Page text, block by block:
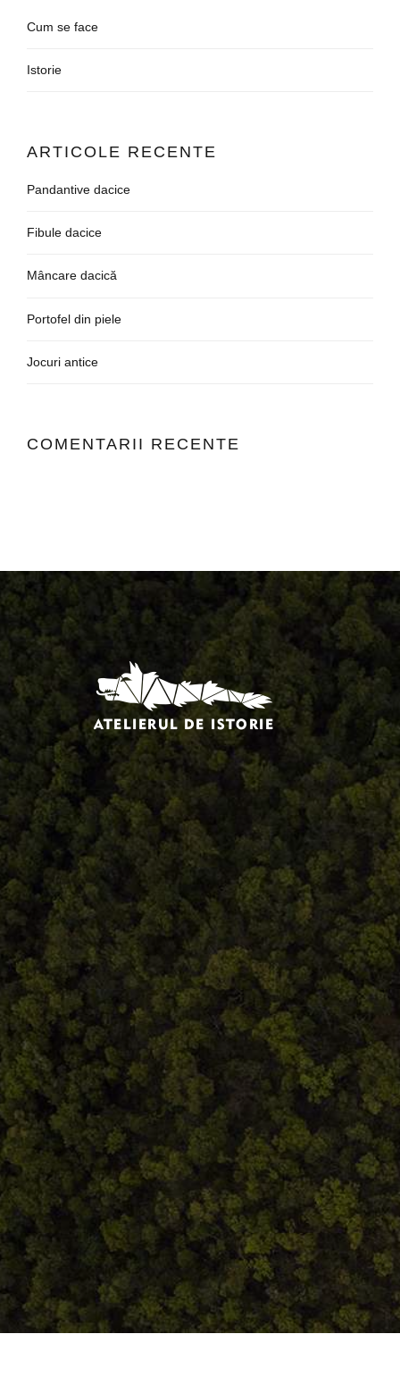
Cum se face
Istorie
ARTICOLE RECENTE
Pandantive dacice
Fibule dacice
Mâncare dacică
Portofel din piele
Jocuri antice
COMENTARII RECENTE
Comandă, plată, livrare
Întreținere produse
Facebook.com/atelieruldeistorie
Contact@atelieruldeistorie.ro
0748.884.543
Termeni și condiții
ANPC
Home Despre noi Produse
Contact
Termeni și condiții
S.C. Atelierul de istorie SRL
J12/419/2016
CIF 35566674
RO48ROIN4021ZZ6H9WDUW2T2 Salt Bank